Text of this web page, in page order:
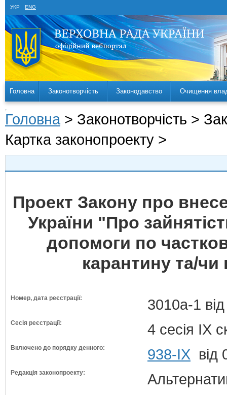
УКР ENG
Головна Законотворчість Законодавство Очищення
Головна > Законотворчість >
Картка законопроекту >
Проект Закону про
України "Про
допомоги по
карантину та/чи
Номер, дата реєстрації: 3010а-1
Сесія реєстрації: 4 сесія IX
Включено до порядку денного: 938-ІХ від
Редакція законопроекту: